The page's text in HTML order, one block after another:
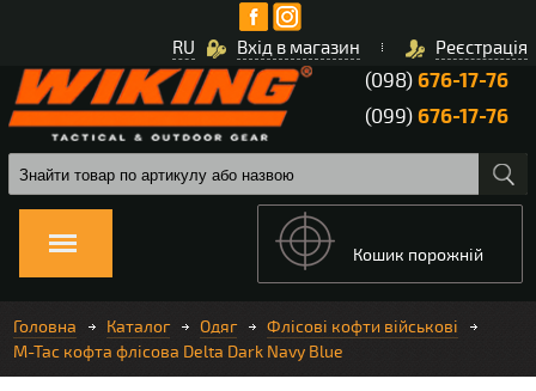
Вхід в магазин Реєстрація
RU
(098)676-17-76
(099)676-17-76
Кошик порожній
Головна Каталог Одяг
Флісові кофти військові
M-Tac кофта флісова Delta Dark Navy Blue